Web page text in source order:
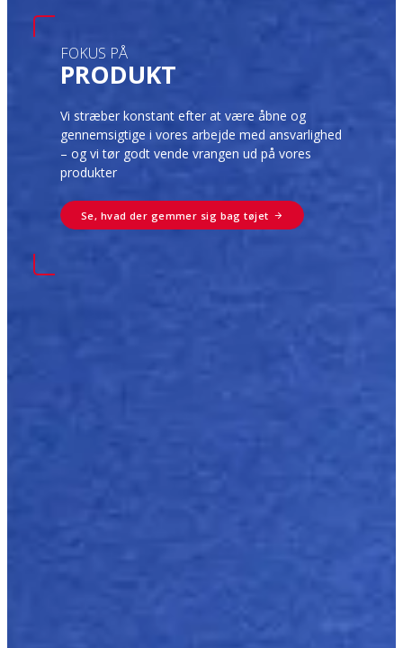
FOKUS PÅ
PRODUKT
Vi stræber konstant efter at være åbne og
gennemsigtige i vores arbejde med ansvarlighed
– og vi tør godt vende vrangen ud på vores
produkter
Se, hvad der gemmer sig bag tøjet